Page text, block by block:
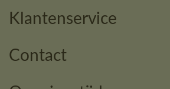
Klantenservice
Contact